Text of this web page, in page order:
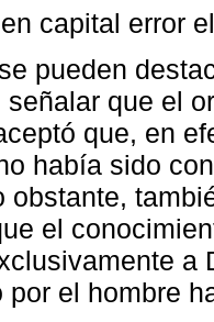
capital error
pueden
que el
que, en
había sido
obstante,
el
a
por el hombre